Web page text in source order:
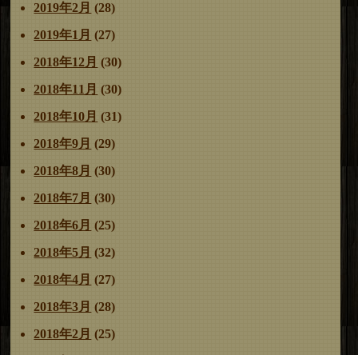
2019年2月 (28)
2019年1月 (27)
2018年12月 (30)
2018年11月 (30)
2018年10月 (31)
2018年9月 (29)
2018年8月 (30)
2018年7月 (30)
2018年6月 (25)
2018年5月 (32)
2018年4月 (27)
2018年3月 (28)
2018年2月 (25)